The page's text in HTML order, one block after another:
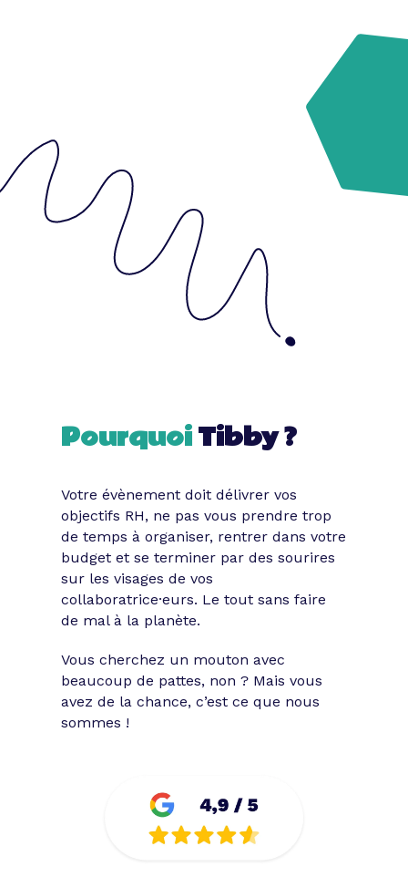
Dans un autre registre, votre événement
d’entreprise facilite la création de liens
professionnels de vos partenaires, clients,
collaborateurs et autres prospects.
Votre motivation vous est propre, mais
sachez que c’est elle qui va définir les
grands axes de votre soirée événement.
En définissant clairement vos besoins,
nos équipes se chargent de contacter les
prestataires disposant des compétences
Essentielles pour notre écosystème, les
abeilles de l’équipe Tibby le deviennent
tout autant pour un accompagnement
Soirée corporate : les
types d’événements
Restez attentif : cette partie de la
pollinisation événementielle va
certainement vous plaire !
Vous avez sûrement entendu parler des
buildings, mais sachez que les soirées
d’entreprises ne se limitent pas à ces
événements. Grâce à Tibby, laissez voguer
votre imagination et faites parler votre
quelques idées plausibles afin de
planifier votre prochaine soirée corporate.
PourquoiTibby ?
Votre évènement doit délivrer vos
objectifs RH, ne pas vous prendre trop
de temps à organiser, rentrer dans votre
budget et se terminer par des sourires
sur les visages de vos
collaboratrice·eurs. Le tout sans faire
de mal à la planète.
Vous cherchez un mouton avec
beaucoup de pattes, non ? Mais vous
avez de la chance, c’est ce que nous
sommes !